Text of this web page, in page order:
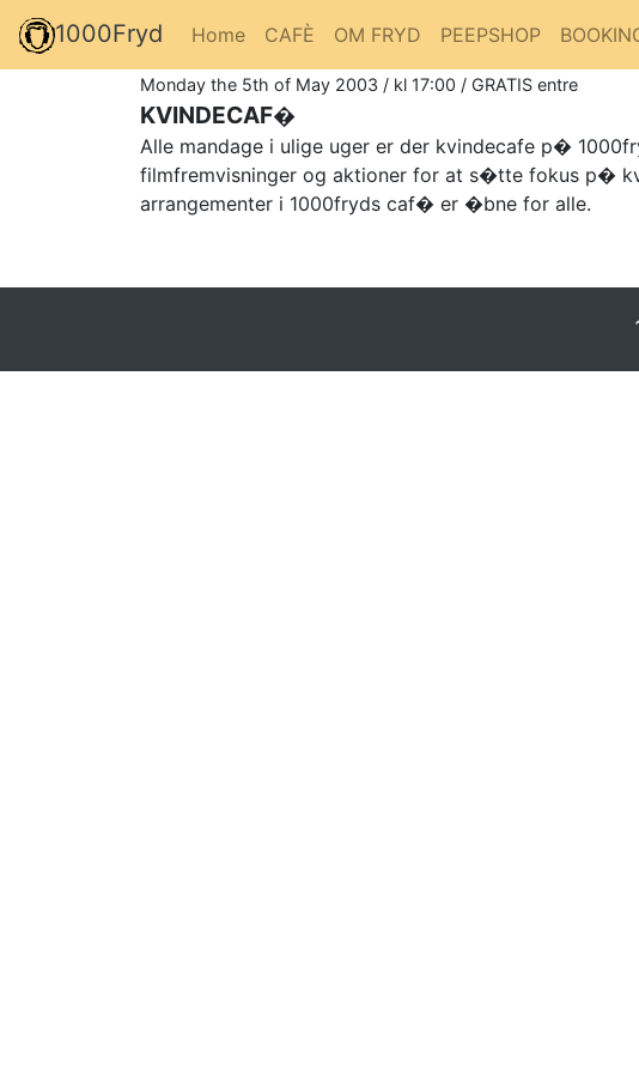
1000Fryd Home CAFÈ OM FRYD PEEPSHOP
Monday the 5th of May 2003 / kl 17:00 / GRATIS entre
KVINDECAF�
Alle mandage i ulige uger er der kvindecafe p�
filmfremvisninger og aktioner for at s�tte fokus p�
arrangementer i 1000fryds caf� er �bne for alle.